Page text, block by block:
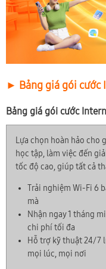
► Bảng giá gói cước
Bảng giá gói cước
Lựa chọn hoàn hảo cho
học tập, làm việc đến
tốc độ cao, giúp tất cả
Trải nghiệm Wi-Fi 6
mà
Nhận ngay 1 tháng
chi phí tối đa
Hỗ trợ kỹ thuật 24/7
mọi lúc, mọi nơi